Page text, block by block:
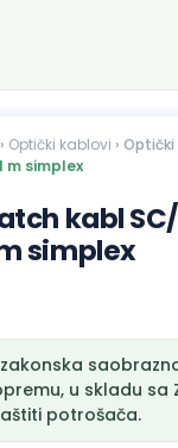
› Optički kablovi ›
m simplex
kabl
simplex
u skladu sa
potrošača.